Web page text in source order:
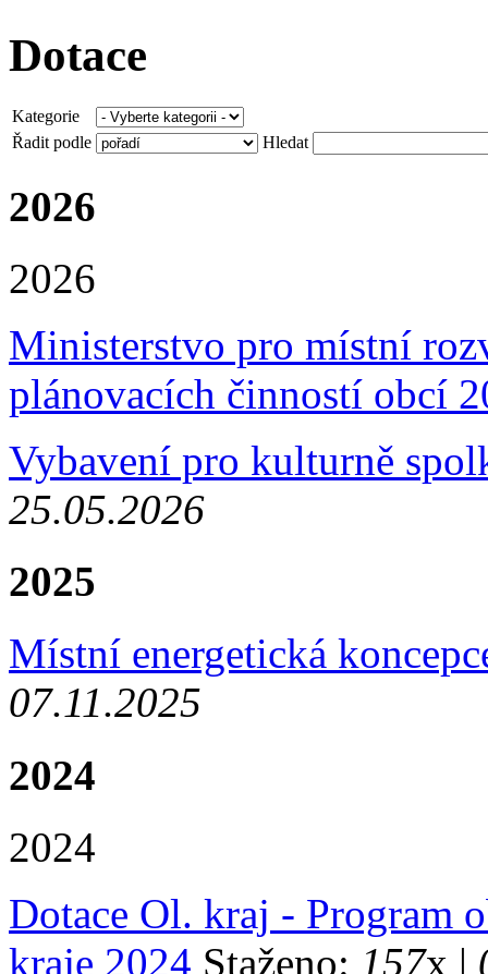
Dotace
Kategorie
Řadit podle
Hledat
2026
2026
Ministerstvo pro místní
plánovacích činností obcí
Vybavení pro kulturně
25.05.2026
2025
Místní energetická
07.11.2025
2024
2024
Dotace Ol. kraj - Program
kraje 2024 Staženo: 157x |